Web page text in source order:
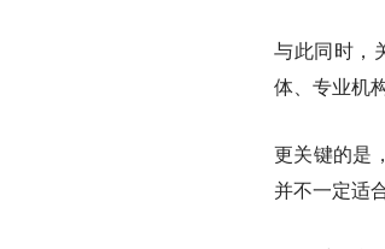
与此同时，
体、专业机
更关键的是
并不一定适